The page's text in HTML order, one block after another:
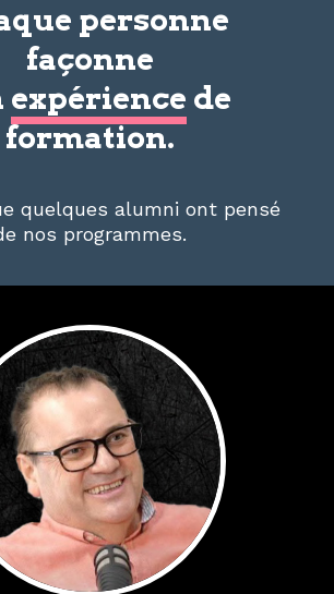
personne
façonne
expérience de
formation.
quelques alumni ont pensé
nos programmes.